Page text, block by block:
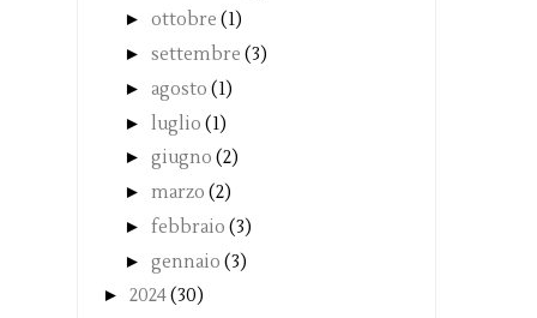
► ottobre (1)
► settembre (3)
► agosto (1)
► luglio (1)
► giugno (2)
► marzo (2)
► febbraio (3)
► gennaio (3)
► 2024(30)